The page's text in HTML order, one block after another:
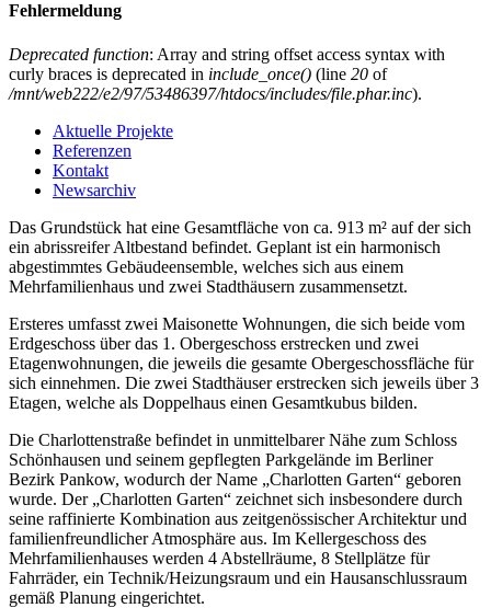
Fehlermeldung
Deprecated function: Array and string offset access syntax with
curly braces is deprecated in include_once() (line 20 of
/mnt/web222/e2/97/53486397/htdocs/includes/file.phar.inc).
Aktuelle Projekte
Referenzen
Kontakt
Newsarchiv
Das Grundstück hat eine Gesamtfläche von ca. 913 m² auf der sich
ein abrissreifer Altbestand befindet. Geplant ist ein harmonisch
abgestimmtes Gebäudeensemble, welches sich aus einem
Mehrfamilienhaus und zwei Stadthäusern zusammensetzt.
Ersteres umfasst zwei Maisonette Wohnungen, die sich beide vom
Erdgeschoss über das 1. Obergeschoss erstrecken und zwei
Etagenwohnungen, die jeweils die gesamte Obergeschossfläche für
sich einnehmen. Die zwei Stadthäuser erstrecken sich jeweils über 3
Etagen, welche als Doppelhaus einen Gesamtkubus bilden.
Die Charlottenstraße befindet in unmittelbarer Nähe zum Schloss
Schönhausen und seinem gepflegten Parkgelände im Berliner
Bezirk Pankow, wodurch der Name „Charlotten Garten“ geboren
wurde. Der „Charlotten Garten“ zeichnet sich insbesondere durch
seine raffinierte Kombination aus zeitgenössischer Architektur und
familienfreundlicher Atmosphäre aus. Im Kellergeschoss des
Mehrfamilienhauses werden 4 Abstellräume, 8 Stellplätze für
Fahrräder, ein Technik/Heizungsraum und ein Hausanschlussraum
gemäß Planung eingerichtet.